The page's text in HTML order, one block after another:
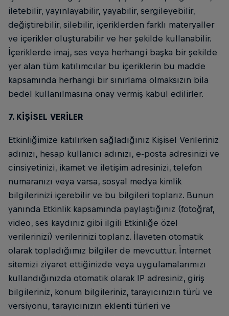
iletebilir, yayınlayabilir, yayabilir, sergileyebilir,
değiştirebilir, silebilir, içeriklerden farklı materyaller
ve içerikler oluşturabilir ve her şekilde kullanabilir.
İçeriklerde imaj, ses veya herhangi başka bir şekilde
yer alan tüm katılımcılar bu içeriklerin bu madde
kapsamında herhangi bir sınırlama olmaksızın bila
bedel kullanılmasına onay vermiş kabul edilirler.
7. KİŞİSEL VERİLER
Etkinliğimize katılırken sağladığınız Kişisel Verileriniz
adınızı, hesap kullanıcı adınızı, e-posta adresinizi ve
cinsiyetinizi, ikamet ve iletişim adresinizi, telefon
numaranızı veya varsa, sosyal medya kimlik
bilgilerinizi içerebilir ve bu bilgileri toplarız. Bunun
yanında Etkinlik kapsamında paylaştığınız (fotoğraf,
video, ses kaydınız gibi ilgili Etkinliğe özel
verilerinizi) verilerinizi toplarız. İlaveten otomatik
olarak topladığımız bilgiler de mevcuttur. İnternet
sitemizi ziyaret ettiğinizde veya uygulamalarımızı
kullandığınızda otomatik olarak IP adresiniz, giriş
bilgileriniz, konum bilgileriniz, tarayıcınızın türü ve
versiyonu, tarayıcınızın eklenti türleri ve